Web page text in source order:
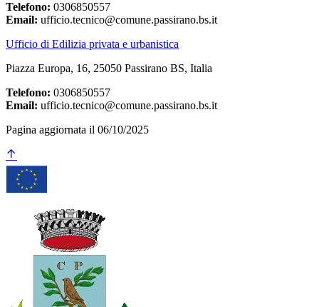
Telefono: 0306850557
Email: ufficio.tecnico@comune.passirano.bs.it
Ufficio di Edilizia privata e urbanistica
Piazza Europa, 16, 25050 Passirano BS, Italia
Telefono: 0306850557
Email: ufficio.tecnico@comune.passirano.bs.it
Pagina aggiornata il 06/10/2025